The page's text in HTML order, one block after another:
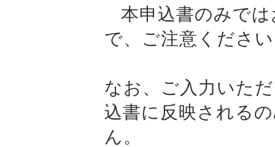
本申込書のみでは
で、ご注意ください
なお、ご入力いた
込書に反映される
ん。